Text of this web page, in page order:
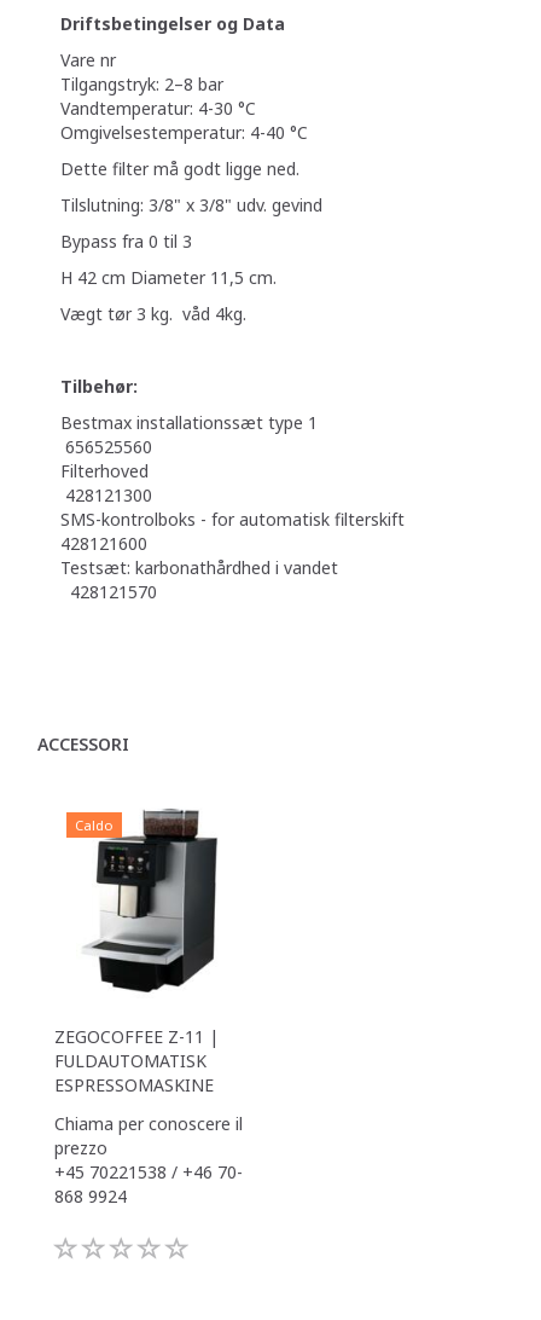
Driftsbetingelser og Data
Vare nr
Tilgangstryk: 2–8 bar
Vandtemperatur: 4-30 °C
Omgivelsestemperatur: 4-40 °C
Dette filter må godt ligge ned.
Tilslutning: 3/8" x 3/8" udv. gevind
Bypass fra 0 til 3
H 42 cm Diameter 11,5 cm.
Vægt tør 3 kg. våd 4kg.
Tilbehør:
Bestmax installationssæt type 1
656525560
Filterhoved
428121300
SMS-kontrolboks - for automatisk filterskift
428121600
Testsæt: karbonathårdhed i vandet
428121570
ACCESSORI
Caldo
ZEGOCOFFEE Z-11 |
FULDAUTOMATISK
ESPRESSOMASKINE
Chiama per conoscere il
prezzo
+45 70221538 / +46 70-
868 9924